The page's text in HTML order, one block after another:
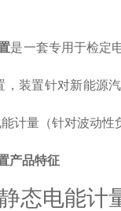
是一套专用于检定
装置针对新能源
计量（针对波动性
产品特征
态电能